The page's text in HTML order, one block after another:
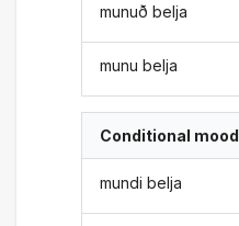
munuð belja
munu belja
Conditional mood
mundi belja